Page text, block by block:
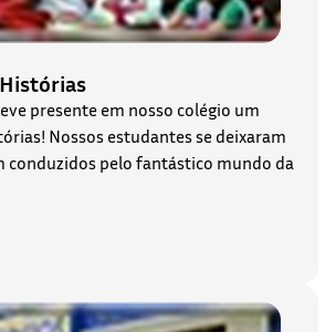
presente em nosso colégio um
Nossos estudantes se deixaram
conduzidos pelo fantástico mundo da